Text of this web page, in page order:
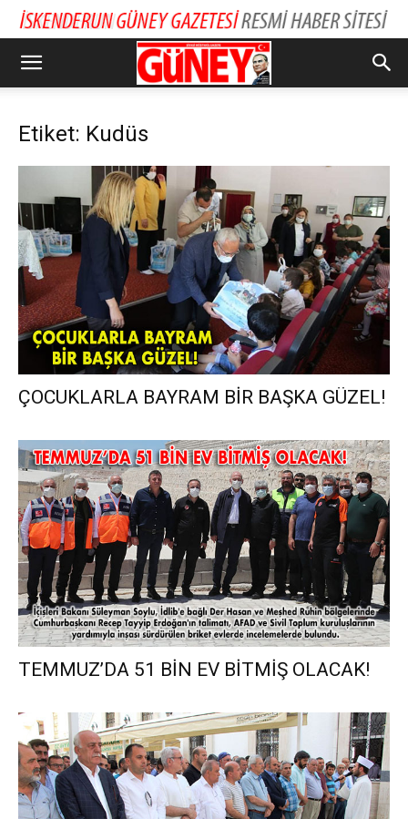
Etiket: Kudüs
ÇOCUKLARLA BAYRAM BİR BAŞKA GÜZEL!
TEMMUZ’DA 51 BİN EV BİTMİŞ OLACAK!